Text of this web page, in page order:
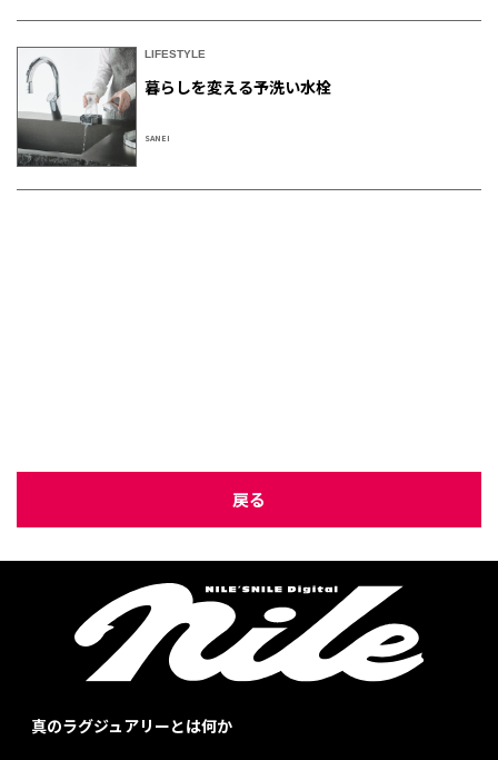
LIFESTYLE
暮らしを変える予洗い水栓
SANEI
戻る
真のラグジュアリーとは何か